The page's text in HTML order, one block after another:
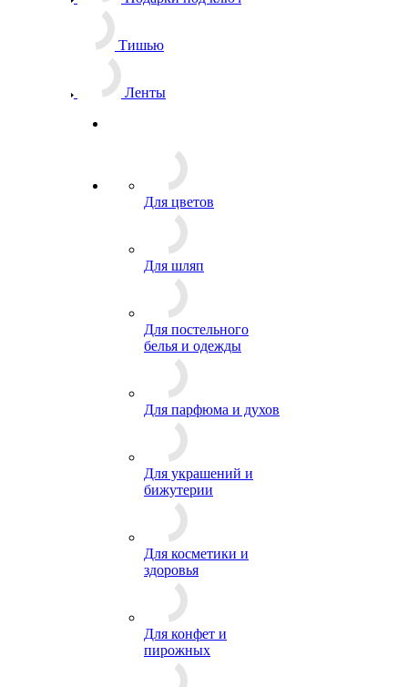
Тишью
Ленты
Для цветов
Для шляп
Для постельного
белья и одежды
Для парфюма и духов
Для украшений и
бижутерии
Для косметики и
здоровья
Для конфет и
пирожных